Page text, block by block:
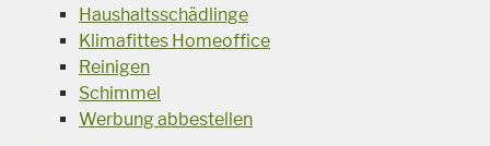
Haushaltsschädlinge
Klimafittes Homeoffice
Reinigen
Schimmel
Werbung abbestellen